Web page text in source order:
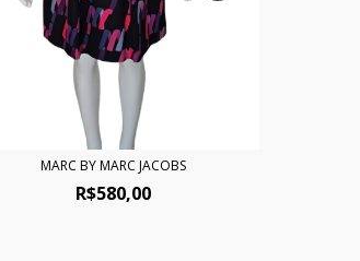
MARC BY MARC JACOBS
R$580,00